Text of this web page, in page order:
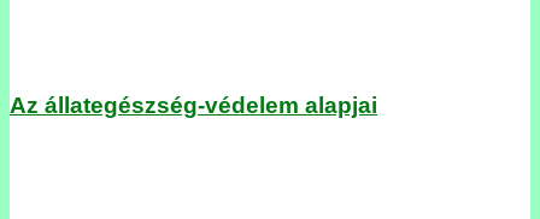
Az állategészség-védelem alapjai